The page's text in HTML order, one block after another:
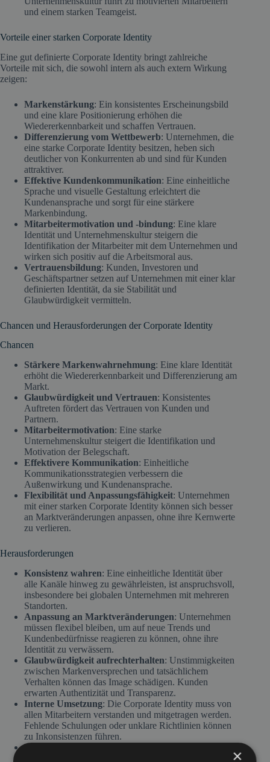
und einem starken Teamgeist.
Vorteile einer starken Corporate Identity
Eine gut definierte Corporate Identity bringt zahlreiche
Vorteile mit sich, die sowohl intern als auch extern Wirkung
zeigen:
Markenstärkung: Ein konsistentes Erscheinungsbild
und eine klare Positionierung erhöhen die
Wiedererkennbarkeit und schaffen Vertrauen.
Differenzierung vom Wettbewerb: Unternehmen, die
eine starke Corporate Identity besitzen, heben sich
deutlicher von Konkurrenten ab und sind für Kunden
attraktiver.
Effektive Kundenkommunikation: Eine einheitliche
Sprache und visuelle Gestaltung erleichtert die
Kundenansprache und sorgt für eine stärkere
Markenbindung.
Mitarbeitermotivation und -bindung: Eine klare
Identität und Unternehmenskultur steigern die
Identifikation der Mitarbeiter mit dem Unternehmen und
wirken sich positiv auf die Arbeitsmoral aus.
Vertrauensbildung: Kunden, Investoren und
Geschäftspartner setzen auf Unternehmen mit einer klar
definierten Identität, da sie Stabilität und
Glaubwürdigkeit vermitteln.
Chancen und Herausforderungen der Corporate Identity
Chancen
Stärkere Markenwahrnehmung: Eine klare Identität
erhöht die Wiedererkennbarkeit und Differenzierung am
Markt.
Glaubwürdigkeit und Vertrauen: Konsistentes
Auftreten fördert das Vertrauen von Kunden und
Partnern.
Mitarbeitermotivation: Eine starke
Unternehmenskultur steigert die Identifikation und
Motivation der Belegschaft.
Effektivere Kommunikation: Einheitliche
Kommunikationsstrategien verbessern die
Außenwirkung und Kundenansprache.
Flexibilität und Anpassungsfähigkeit: Unternehmen
mit einer starken Corporate Identity können sich besser
an Marktveränderungen anpassen, ohne ihre Kernwerte
zu verlieren.
Herausforderungen
Konsistenz wahren: Eine einheitliche Identität über
alle Kanäle hinweg zu gewährleisten, ist anspruchsvoll,
insbesondere bei globalen Unternehmen mit mehreren
Standorten.
Anpassung an Marktveränderungen: Unternehmen
müssen flexibel bleiben, um auf neue Trends und
Kundenbedürfnisse reagieren zu können, ohne ihre
Identität zu verwässern.
Glaubwürdigkeit aufrechterhalten: Unstimmigkeiten
zwischen Markenversprechen und tatsächlichem
Verhalten können das Image schädigen. Kunden
erwarten Authentizität und Transparenz.
Interne Umsetzung: Die Corporate Identity muss von
allen Mitarbeitern verstanden und mitgetragen werden.
Fehlende Schulungen oder unklare Richtlinien können
zu Inkonsistenzen führen.
Digitalisierung und neue Medien
Bedeutung digitaler Plattformen stellt Unternehmen vor×